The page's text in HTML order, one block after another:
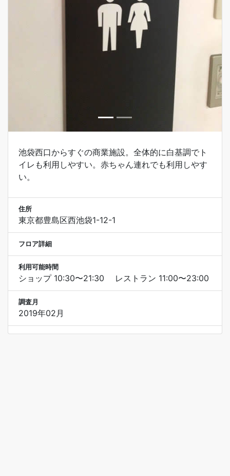
池袋西口からすぐの商業施設。全体的に白基調でト
イレも利用しやすい。赤ちゃん連れでも利用しやす
い。
住所
東京都豊島区西池袋1-12-1
フロア詳細
利用可能時間
ショップ 10:30〜21:30 レストラン 11:00〜23:00
調査月
2019年02月